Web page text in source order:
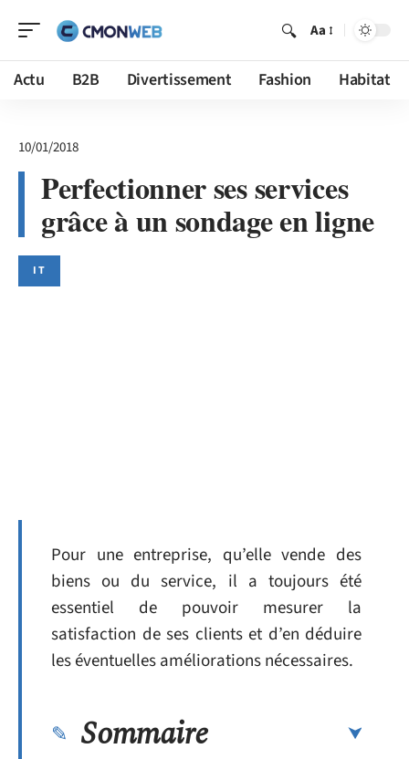
Aa
Actu B2B Divertissement Fashion Habitat
10/01/2018
Perfectionner ses services
grâce à un sondage en ligne
IT
Pour une entreprise, qu’elle vende des
biens ou du service, il a toujours été
essentiel de pouvoir mesurer la
satisfaction de ses clients et d’en déduire
les éventuelles améliorations nécessaires.
Sommaire